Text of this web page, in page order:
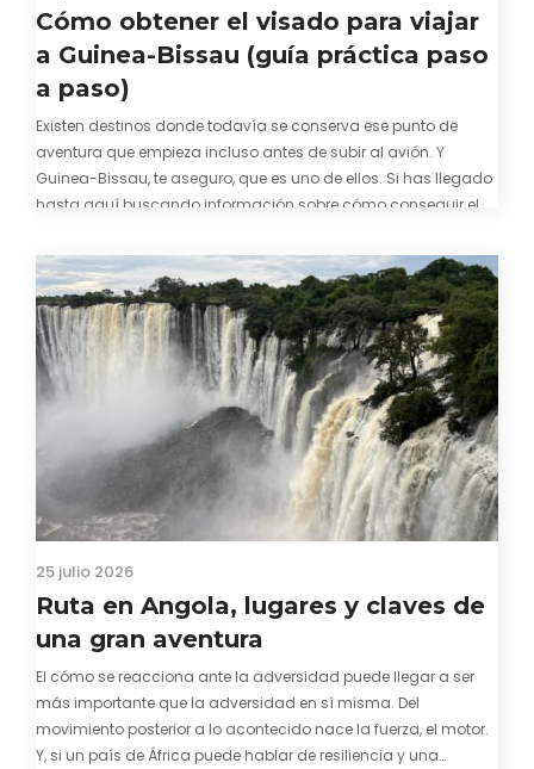
Cómo obtener el visado para viajar
a Guinea-Bissau (guía práctica paso
a paso)
Existen destinos donde todavía se conserva ese punto de
aventura que empieza incluso antes de subir al avión. Y
Guinea-Bissau, te aseguro, que es uno de ellos. Si has llegado
hasta aquí buscando información sobre cómo conseguir el
hayas encontrado con que…
25 julio 2026
Ruta en Angola, lugares y claves de
una gran aventura
El cómo se reacciona ante la adversidad puede llegar a ser
más importante que la adversidad en sí misma. Del
movimiento posterior a lo acontecido nace la fuerza, el motor.
Y, si un país de África puede hablar de resiliencia y una